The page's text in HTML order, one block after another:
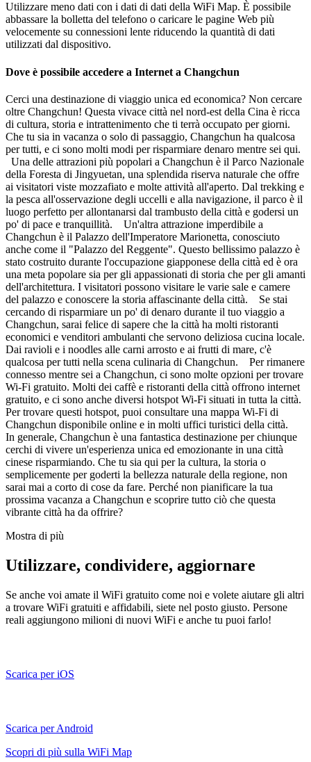
Utilizzare meno dati con i dati di dati della WiFi Map. È possibile
abbassare la bolletta del telefono o caricare le pagine Web più
velocemente su connessioni lente riducendo la quantità di dati
utilizzati dal dispositivo.
Dove è possibile accedere a Internet a Changchun
Cerci una destinazione di viaggio unica ed economica? Non cercare
oltre Changchun! Questa vivace città nel nord-est della Cina è ricca
di cultura, storia e intrattenimento che ti terrà occupato per giorni.
Che tu sia in vacanza o solo di passaggio, Changchun ha qualcosa
per tutti, e ci sono molti modi per risparmiare denaro mentre sei qui.
Una delle attrazioni più popolari a Changchun è il Parco Nazionale
della Foresta di Jingyuetan, una splendida riserva naturale che offre
ai visitatori viste mozzafiato e molte attività all'aperto. Dal trekking e
la pesca all'osservazione degli uccelli e alla navigazione, il parco è il
luogo perfetto per allontanarsi dal trambusto della città e godersi un
po' di pace e tranquillità. Un'altra attrazione imperdibile a
Changchun è il Palazzo dell'Imperatore Marionetta, conosciuto
anche come il "Palazzo del Reggente". Questo bellissimo palazzo è
stato costruito durante l'occupazione giapponese della città ed è ora
una meta popolare sia per gli appassionati di storia che per gli amanti
dell'architettura. I visitatori possono visitare le varie sale e camere
del palazzo e conoscere la storia affascinante della città. Se stai
cercando di risparmiare un po' di denaro durante il tuo viaggio a
Changchun, sarai felice di sapere che la città ha molti ristoranti
economici e venditori ambulanti che servono deliziosa cucina locale.
Dai ravioli e i noodles alle carni arrosto e ai frutti di mare, c'è
qualcosa per tutti nella scena culinaria di Changchun. Per rimanere
connesso mentre sei a Changchun, ci sono molte opzioni per trovare
Wi-Fi gratuito. Molti dei caffè e ristoranti della città offrono internet
gratuito, e ci sono anche diversi hotspot Wi-Fi situati in tutta la città.
Per trovare questi hotspot, puoi consultare una mappa Wi-Fi di
Changchun disponibile online e in molti uffici turistici della città.
In generale, Changchun è una fantastica destinazione per chiunque
cerchi di vivere un'esperienza unica ed emozionante in una città
cinese risparmiando. Che tu sia qui per la cultura, la storia o
semplicemente per goderti la bellezza naturale della regione, non
sarai mai a corto di cose da fare. Perché non pianificare la tua
prossima vacanza a Changchun e scoprire tutto ciò che questa
vibrante città ha da offrire?
Mostra di più
Utilizzare, condividere, aggiornare
Se anche voi amate il WiFi gratuito come noi e volete aiutare gli altri
a trovare WiFi gratuiti e affidabili, siete nel posto giusto. Persone
reali aggiungono milioni di nuovi WiFi e anche tu puoi farlo!
Scarica per iOS
Scarica per Android
Scopri di più sulla WiFi Map